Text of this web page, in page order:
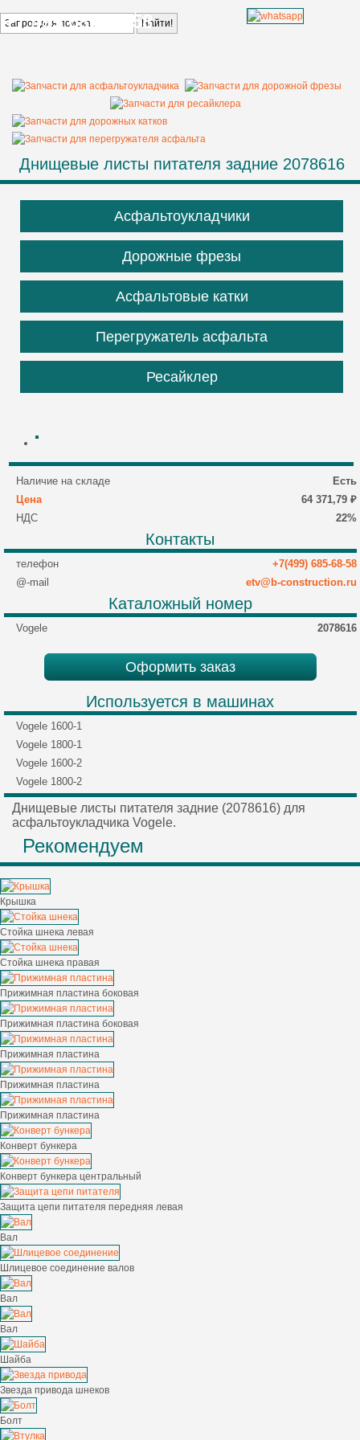
+7 499 685 68 58
Днищевые листы питателя задние 2078616
Асфальтоукладчики
Дорожные фрезы
Асфальтовые катки
Перегружатель асфальта
Ресайклер
Наличие на складе
Есть
Цена
64 371,79 ₽
НДС
22%
Контакты
телефон
+7(499) 685-68-58
@-mail
etv@b-construction.ru
Каталожный номер
Vogele 2078616
Оформить заказ
Используется в машинах
Vogele 1600-1
Vogele 1800-1
Vogele 1600-2
Vogele 1800-2
Днищевые листы питателя задние (2078616) для
асфальтоукладчика Vogele.
Рекомендуем
Крышка
Стойка шнека левая
Стойка шнека правая
Прижимная пластина боковая
Прижимная пластина боковая
Прижимная пластина
Прижимная пластина
Прижимная пластина
Конверт бункера
Конверт бункера центральный
Защита цепи питателя передняя левая
Вал
Шлицевое соединение валов
Вал
Вал
Шайба
Звезда привода шнеков
Болт